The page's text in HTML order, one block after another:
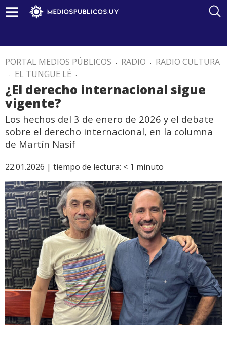
PORTAL MEDIOS PÚBLICOS . RADIO . RADIO CULTURA
. EL TUNGUE LÉ .
¿El derecho internacional sigue
vigente?
Los hechos del 3 de enero de 2026 y el debate
sobre el derecho internacional, en la columna
de Martín Nasif
22.01.2026 | tiempo de lectura: < 1 minuto